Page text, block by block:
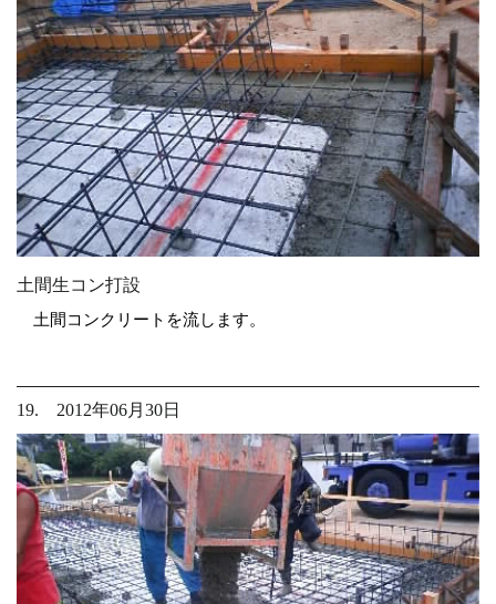
土間生コン打設
土間コンクリートを流します。
19. 2012年06月30日